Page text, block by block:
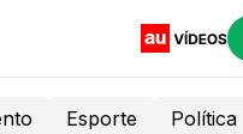
Esporte Política